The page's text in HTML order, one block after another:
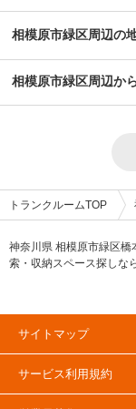
相模原市緑区周辺の
相模原市緑区周辺か
トランクルームTOP
神奈川県 相模原市緑区橋
索・収納スペース探しな
い地域から探して、広
れ可能などの希望条件で
スペースを簡単に探せる
サイトマップ
サービス利用規約